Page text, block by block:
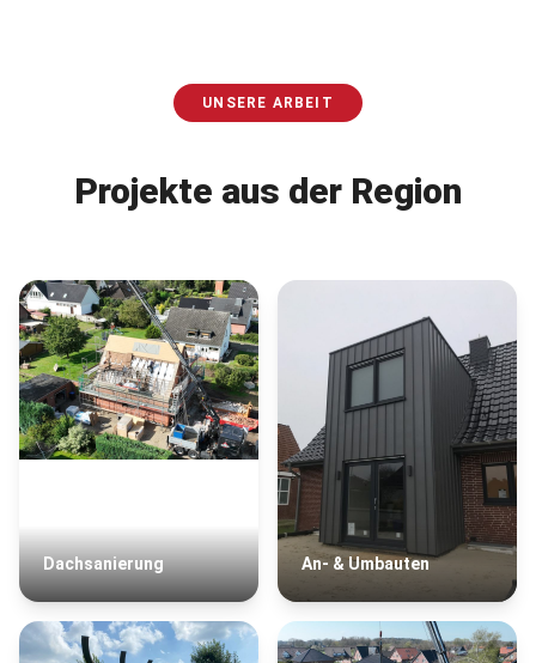
UNSERE ARBEIT
Projekte aus der Region
Dachsanierung An- & Umbauten